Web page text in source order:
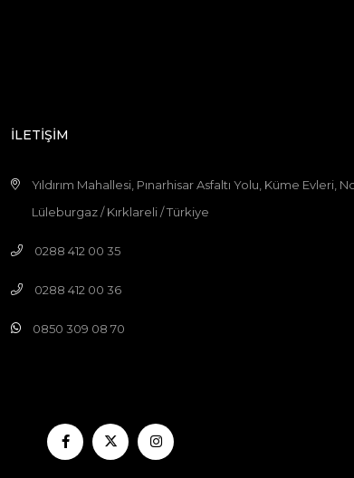
İLETİŞİM
Yıldırım Mahallesi, Pınarhisar Asfaltı Yolu, Küme Evleri,
Lüleburgaz / Kırklareli / Türkiye
0288 412 00 35
0288 412 00 36
0850 309 08 70